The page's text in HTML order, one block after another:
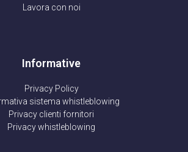
Lavora con noi
Informative
Privacy Policy
sistema whistleblowing
Privacy clienti fornitori
Privacy whistleblowing